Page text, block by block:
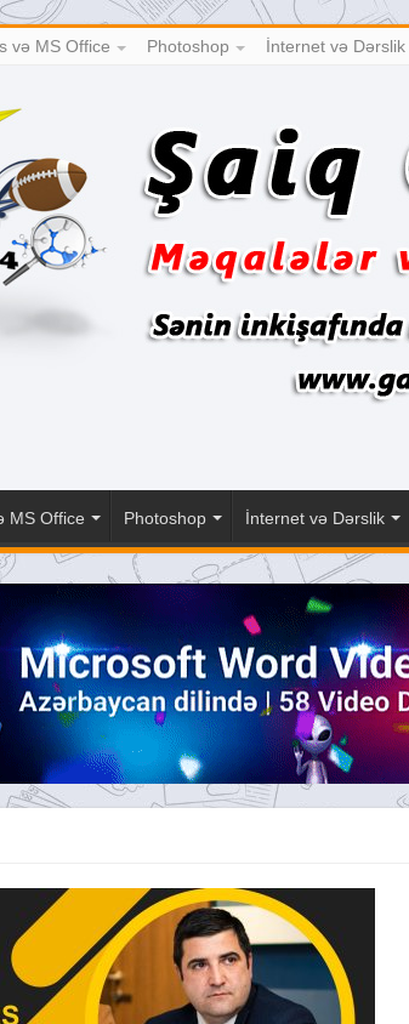
və MS Office Photoshop İnternet və Dərslik
MS Office Photoshop İnternet və Dərslik